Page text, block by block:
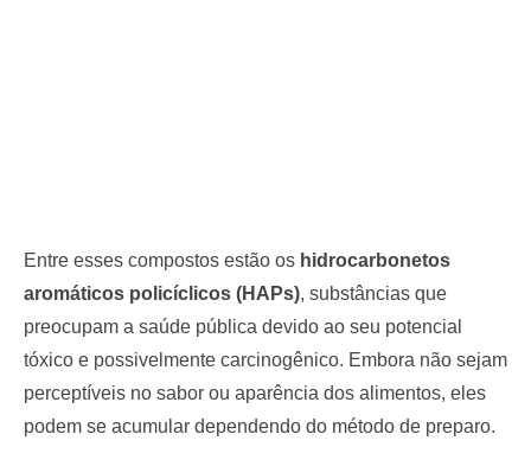
Entre esses compostos estão os hidrocarbonetos
aromáticos policíclicos (HAPs), substâncias que
preocupam a saúde pública devido ao seu potencial
tóxico e possivelmente carcinogênico. Embora não sejam
perceptíveis no sabor ou aparência dos alimentos, eles
podem se acumular dependendo do método de preparo.